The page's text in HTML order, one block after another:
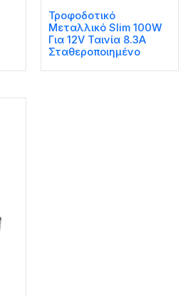
Τροφοδοτικό
Μεταλλικό Slim 100W
Για 12V Ταινία 8.3A
Σταθεροποιημένο